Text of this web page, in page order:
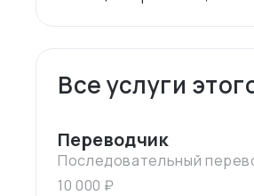
Все услуги
Переводчик
Последовательный
10 000 ₽